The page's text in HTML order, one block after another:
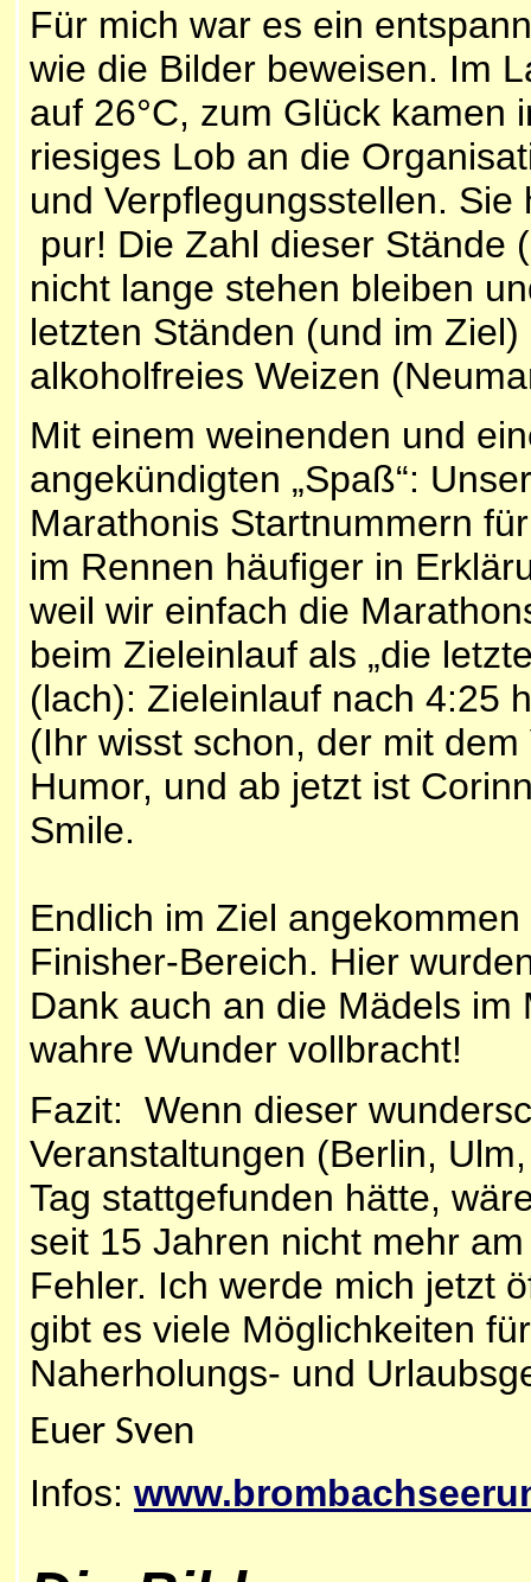
Für mich war es ein
wie die Bilder beweisen. Im
auf 26°C, zum Glück kamen
riesiges Lob an die
und Verpflegungsstellen.
pur! Die Zahl dieser Stände
nicht lange stehen bleiben
letzten Ständen (und im
alkoholfreies Weizen
Mit einem weinenden und
angekündigten „Spaß“:
Marathonis Startnummern
im Rennen häufiger in
weil wir einfach die
beim Zieleinlauf als „die
(lach): Zieleinlauf nach 4:25
(Ihr wisst schon, der mit
Humor, und ab jetzt ist
Smile.
Endlich im Ziel
Finisher-Bereich. Hier
Dank auch an die Mädels
wahre Wunder vollbracht!
Fazit: Wenn dieser
Veranstaltungen (Berlin,
Tag stattgefunden hätte,
seit 15 Jahren nicht mehr
Fehler. Ich werde mich jetzt
gibt es viele Möglichkeiten
Naherholungs- und
Euer Sven
Infos: